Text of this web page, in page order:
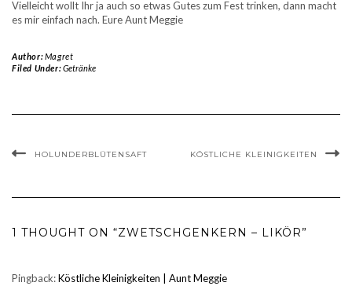
Vielleicht wollt Ihr ja auch so etwas Gutes zum Fest trinken, dann macht
es mir einfach nach. Eure Aunt Meggie
Author:Magret
Filed Under:Getränke
HOLUNDERBLÜTENSAFT KÖSTLICHE KLEINIGKEITEN
1 THOUGHT ON “ZWETSCHGENKERN – LIKÖR”
Pingback:Köstliche Kleinigkeiten | Aunt Meggie